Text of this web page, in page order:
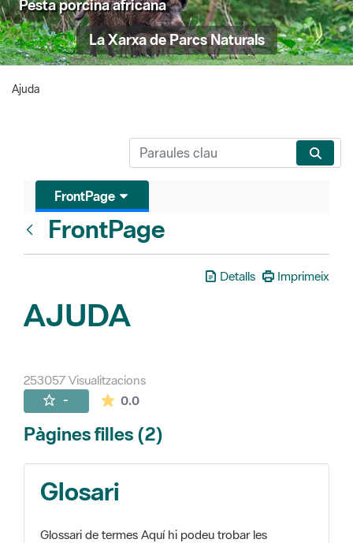
Pesta porcina africana
La Xarxa de Parcs Naturals
Ajuda
FrontPage
FrontPage
Detalls Imprimeix
AJUDA
253057 Visualitzacions
- 0.0La mitjana de les valoracions és de 0
Pàgines filles (2)
Glosari
Glossari de termes Aquí hi podeu trobar les